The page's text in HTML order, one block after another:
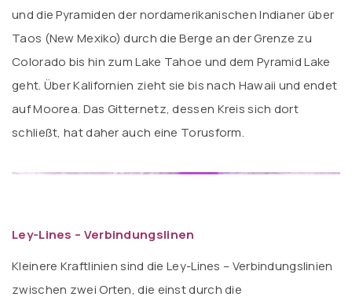
und die Pyramiden der nordamerikanischen Indianer über
Taos (New Mexiko) durch die Berge an der Grenze zu
Colorado bis hin zum Lake Tahoe und dem Pyramid Lake
geht. Über Kalifornien zieht sie bis nach Hawaii und endet
auf Moorea. Das Gitternetz, dessen Kreis sich dort
schließt, hat daher auch eine Torusform.
Ley-Lines – Verbindungslinen
Kleinere Kraftlinien sind die Ley-Lines – Verbindungslinien
zwischen zwei Orten, die einst durch die